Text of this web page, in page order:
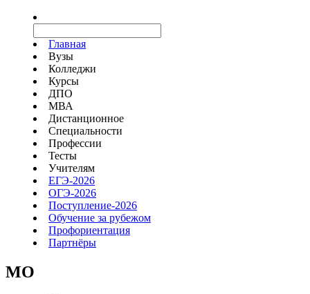
Главная
Вузы
Колледжи
Курсы
ДПО
МВА
Дистанционное
Специальности
Профессии
Тесты
Учителям
ЕГЭ-2026
ОГЭ-2026
Поступление-2026
Обучение за рубежом
Профориентация
Партнёры
MO